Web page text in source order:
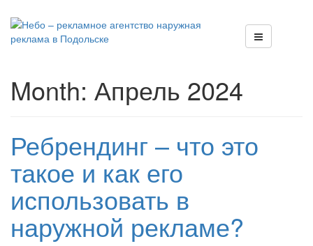
Month: Апрель 2024
Ребрендинг – что это
такое и как его
использовать в
наружной рекламе?